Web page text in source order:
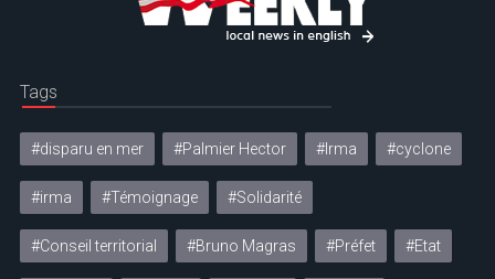
Tags
#disparu en mer #Palmier Hector #Irma #cyclone
#irma #Témoignage #Solidarité
#Conseil territorial #Bruno Magras #Préfet #Etat